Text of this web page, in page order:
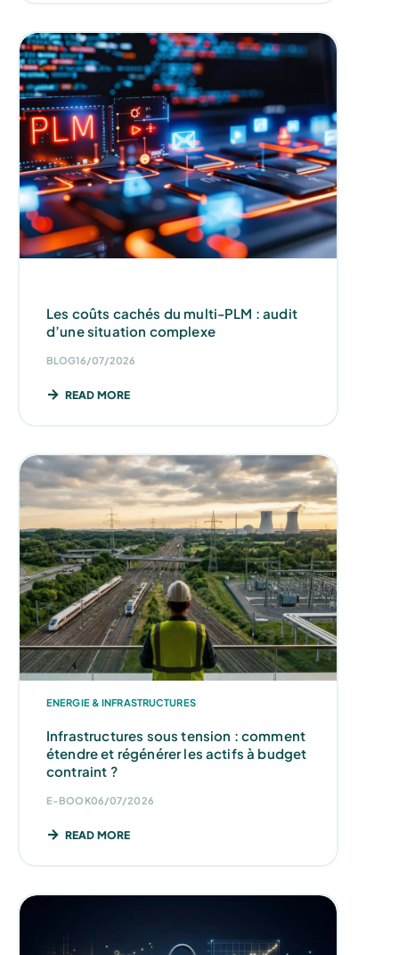
Les coûts cachés du multi-PLM : audit
d’une situation complexe
BLOG16/07/2026
READ MORE
ENERGIE & INFRASTRUCTURES
Infrastructures sous tension : comment
étendre et régénérer les actifs à budget
contraint ?
E-BOOK06/07/2026
READ MORE